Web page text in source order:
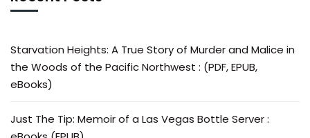
Starvation Heights: A True Story of Murder and Malice in
the Woods of the Pacific Northwest : (PDF, EPUB,
eBooks)
Just The Tip: Memoir of a Las Vegas Bottle Server :